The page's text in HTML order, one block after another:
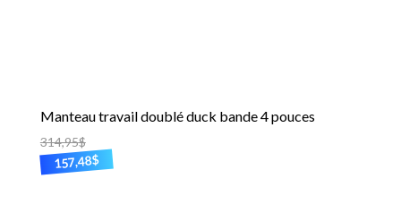
Manteau travail doublé duck bande 4 pouces
314,95$
157,48$
Ce